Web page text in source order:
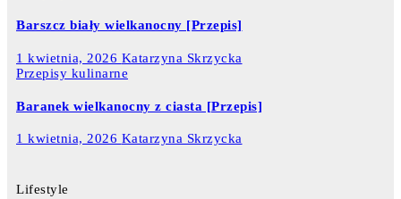
Barszcz biały wielkanocny [Przepis]
1 kwietnia, 2026 Katarzyna Skrzycka
Przepisy kulinarne
Baranek wielkanocny z ciasta [Przepis]
1 kwietnia, 2026 Katarzyna Skrzycka
Lifestyle